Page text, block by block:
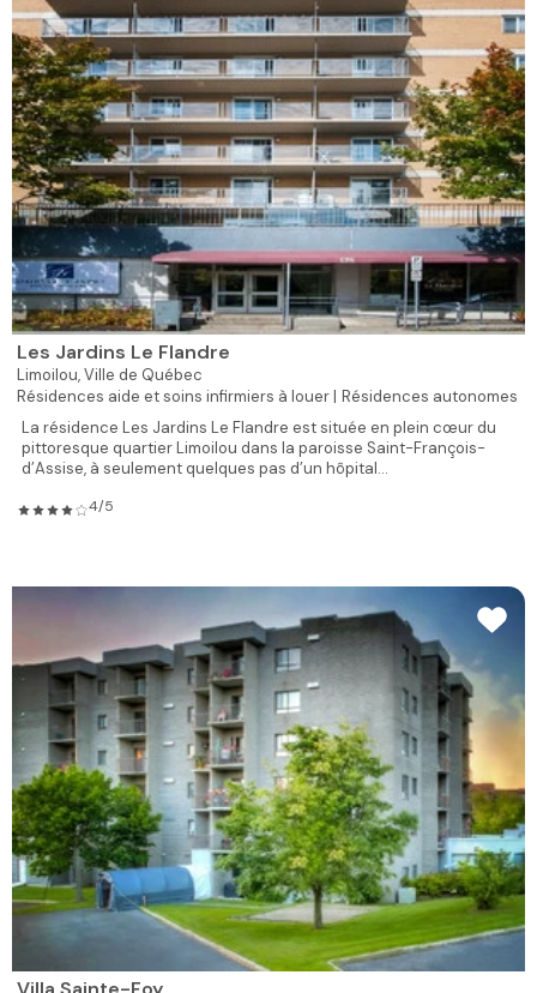
Les Jardins Le Flandre
Limoilou,Ville de Québec
Résidences aide et soins infirmiers à louer | Résidences autonomes
La résidence Les Jardins Le Flandre est située en plein cœur du
pittoresque quartier Limoilou dans la paroisse Saint-François-
d’Assise, à seulement quelques pas d’un hôpital...
4/5